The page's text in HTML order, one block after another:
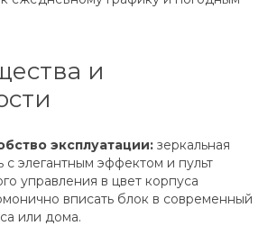
и
эксплуатации: зеркальная
с элегантным эффектом и пульт
управления в цвет корпуса
вписать блок в современный
или дома.